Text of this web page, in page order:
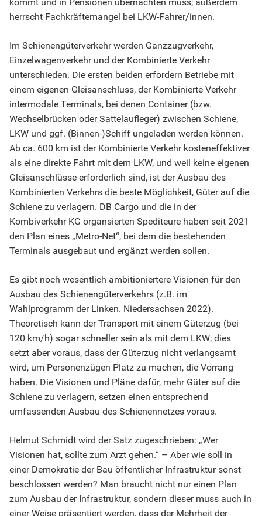
herrscht Fachkräftemangel bei LKW-Fahrer/innen.
Im Schienengüterverkehr werden Ganzzugverkehr,
Einzelwagenverkehr und der Kombinierte Verkehr
unterschieden. Die ersten beiden erfordern Betriebe mit
einem eigenen Gleisanschluss, der Kombinierte Verkehr
intermodale Terminals, bei denen Container (bzw.
Wechselbrücken oder Sattelaufleger) zwischen Schiene,
LKW und ggf. (Binnen-)Schiff ungeladen werden können.
Ab ca. 600 km ist der Kombinierte Verkehr kosteneffektiver
als eine direkte Fahrt mit dem LKW, und weil keine eigenen
Gleisanschlüsse erforderlich sind, ist der Ausbau des
Kombinierten Verkehrs die beste Möglichkeit, Güter auf die
Schiene zu verlagern. DB Cargo und die in der
Kombiverkehr KG organsierten Spediteure haben seit 2021
den Plan eines „Metro-Net“, bei dem die bestehenden
Terminals ausgebaut und ergänzt werden sollen.
Es gibt noch wesentlich ambitioniertere Visionen für den
Ausbau des Schienengüterverkehrs (z.B. im
Wahlprogramm der Linken. Niedersachsen 2022).
Theoretisch kann der Transport mit einem Güterzug (bei
120 km/h) sogar schneller sein als mit dem LKW; dies
setzt aber voraus, dass der Güterzug nicht verlangsamt
wird, um Personenzügen Platz zu machen, die Vorrang
haben. Die Visionen und Pläne dafür, mehr Güter auf die
Schiene zu verlagern, setzen einen entsprechend
umfassenden Ausbau des Schienennetzes voraus.
Helmut Schmidt wird der Satz zugeschrieben: „Wer
Visionen hat, sollte zum Arzt gehen.“ – Aber wie soll in
einer Demokratie der Bau öffentlicher Infrastruktur sonst
beschlossen werden? Man braucht nicht nur einen Plan
zum Ausbau der Infrastruktur, sondern dieser muss auch in
einer Weise präsentiert werden, dass der Mehrheit der